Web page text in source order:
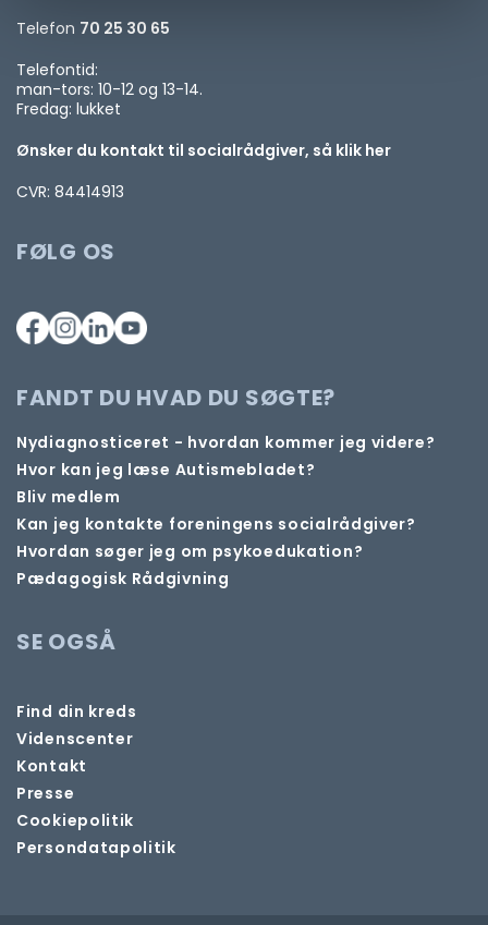
Telefon 70 25 30 65
Telefontid:
man-tors: 10-12 og 13-14.
Fredag: lukket
Ønsker du kontakt til socialrådgiver, så klik her
CVR: 84414913
FØLG OS
FANDT DU HVAD DU SØGTE?
Nydiagnosticeret - hvordan kommer jeg videre?
Hvor kan jeg læse Autismebladet?
Bliv medlem
Kan jeg kontakte foreningens socialrådgiver?
Hvordan søger jeg om psykoedukation?
Pædagogisk Rådgivning
SE OGSÅ
Find din kreds
Videnscenter
Kontakt
Presse
Cookiepolitik
Persondatapolitik